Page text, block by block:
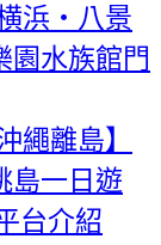
浜・八景
園水族館門
繩離島】
島一日遊
台介紹